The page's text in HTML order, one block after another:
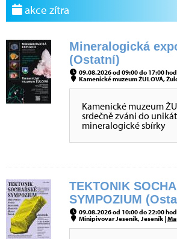
akce zítra
Mineralogická
(Ostatní)
09.08.2026 od 09:00 do 17:00
Kamenické muzeum ŽULOVÁ,
Kamenické muzeum
srdečně zváni do
mineralogické sbírky
TEKTONIK
SYMPOZIUM
09.08.2026 od 10:00 do 22:00
Minipivovar Jeseník, Jeseník |